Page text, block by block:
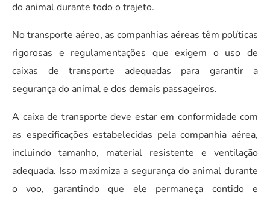
do animal durante todo o trajeto.
No transporte aéreo, as companhias aéreas têm políticas
rigorosas e regulamentações que exigem o uso de
caixas de transporte adequadas para garantir a
segurança do animal e dos demais passageiros.
A caixa de transporte deve estar em conformidade com
as especificações estabelecidas pela companhia aérea,
incluindo tamanho, material resistente e ventilação
adequada. Isso maximiza a segurança do animal durante
o voo, garantindo que ele permaneça contido e